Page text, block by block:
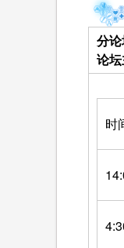
分论
论
时